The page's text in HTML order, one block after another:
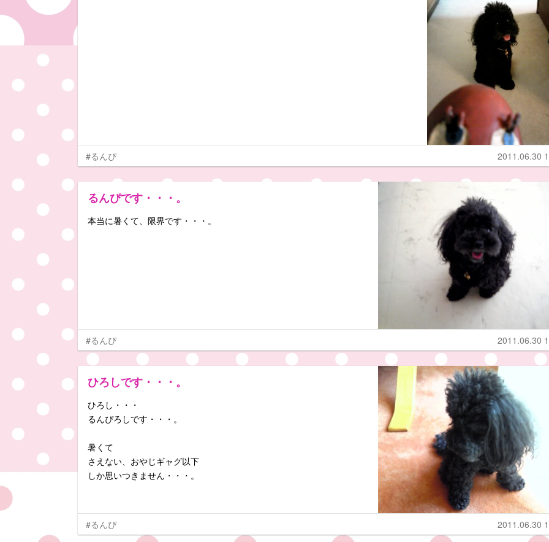
#るんぴ 2011.06.30
るんぴです・・・。
本当に暑くて、限界です・・・。
#るんぴ 2011.06.30
ひろしです・・・。
ひろし・・・
るんぴろしです・・・。
暑くて
さえない、おやじギャグ以下
しか思いつきません・・・。
#るんぴ 2011.06.30